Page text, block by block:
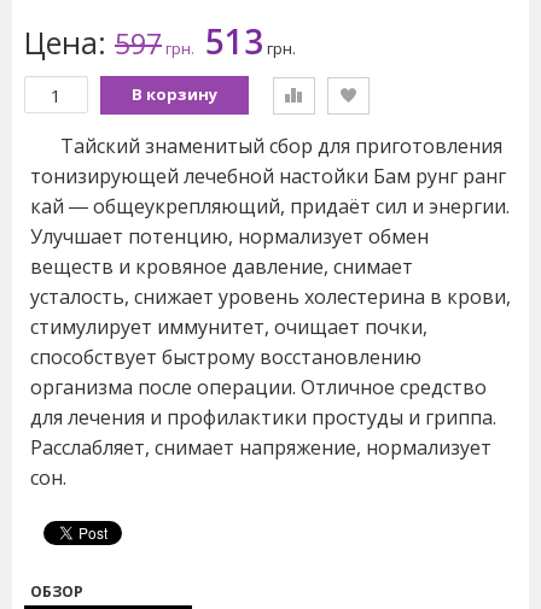
Цена: 597грн. 513 грн.
В корзину
Тайский знаменитый сбор для приготовления
тонизирующей лечебной настойки Бам рунг ранг
кай ― общеукрепляющий, придаёт сил и энергии.
Улучшает потенцию, нормализует обмен
веществ и кровяное давление, снимает
усталость, снижает уровень холестерина в крови,
стимулирует иммунитет, очищает почки,
способствует быстрому восстановлению
организма после операции. Отличное средство
для лечения и профилактики простуды и гриппа.
Расслабляет, снимает напряжение, нормализует
сон.
ОБЗОР